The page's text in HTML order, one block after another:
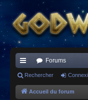
ac
co
Forums
Rechercher
Accueil du forum